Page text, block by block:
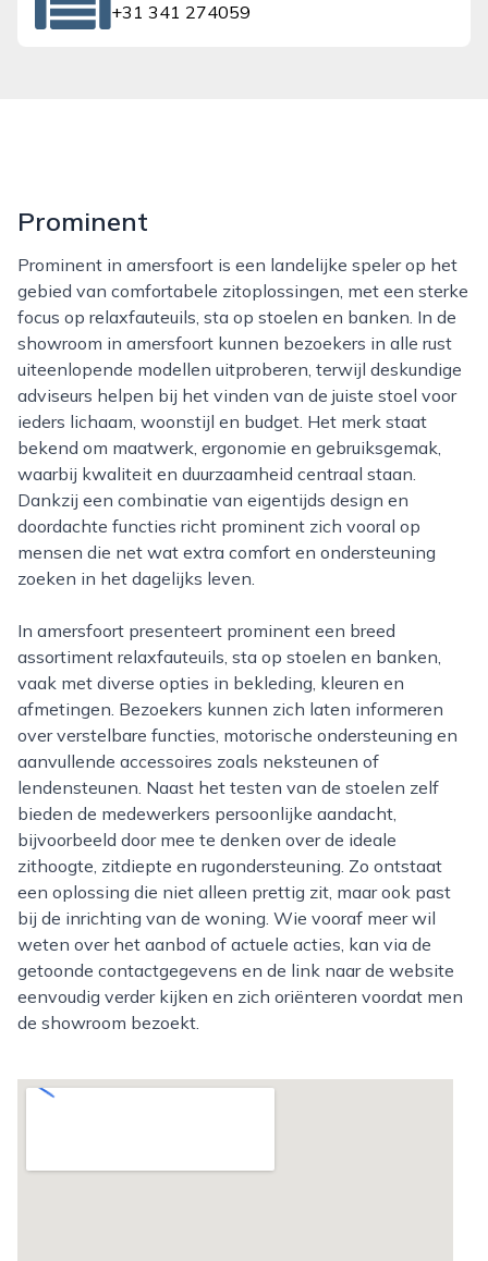
+31 341 274059
Prominent
Prominent in amersfoort is een landelijke speler op het
gebied van comfortabele zitoplossingen, met een sterke
focus op relaxfauteuils, sta op stoelen en banken. In de
showroom in amersfoort kunnen bezoekers in alle rust
uiteenlopende modellen uitproberen, terwijl deskundige
adviseurs helpen bij het vinden van de juiste stoel voor
ieders lichaam, woonstijl en budget. Het merk staat
bekend om maatwerk, ergonomie en gebruiksgemak,
waarbij kwaliteit en duurzaamheid centraal staan.
Dankzij een combinatie van eigentijds design en
doordachte functies richt prominent zich vooral op
mensen die net wat extra comfort en ondersteuning
zoeken in het dagelijks leven.
In amersfoort presenteert prominent een breed
assortiment relaxfauteuils, sta op stoelen en banken,
vaak met diverse opties in bekleding, kleuren en
afmetingen. Bezoekers kunnen zich laten informeren
over verstelbare functies, motorische ondersteuning en
aanvullende accessoires zoals neksteunen of
lendensteunen. Naast het testen van de stoelen zelf
bieden de medewerkers persoonlijke aandacht,
bijvoorbeeld door mee te denken over de ideale
zithoogte, zitdiepte en rugondersteuning. Zo ontstaat
een oplossing die niet alleen prettig zit, maar ook past
bij de inrichting van de woning. Wie vooraf meer wil
weten over het aanbod of actuele acties, kan via de
getoonde contactgegevens en de link naar de website
eenvoudig verder kijken en zich oriënteren voordat men
de showroom bezoekt.